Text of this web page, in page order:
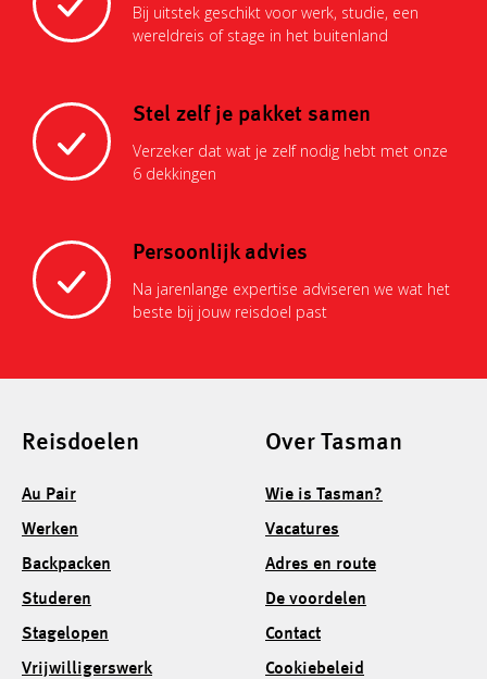
Bij uitstek geschikt voor werk, studie, een
wereldreis of stage in het buitenland
Stel zelf je pakket samen
Verzeker dat wat je zelf nodig hebt met onze
6 dekkingen
Persoonlijk advies
Na jarenlange expertise adviseren we wat het
beste bij jouw reisdoel past
Reisdoelen
Au Pair
Werken
Backpacken
Studeren
Stagelopen
Vrijwilligerswerk
Over Tasman
Wie is Tasman?
Vacatures
Adres en route
De voordelen
Contact
Cookiebeleid